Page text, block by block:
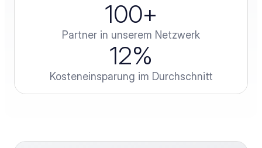
100+
Partner in unserem Netzwerk
12%
Kosteneinsparung im Durchschnitt